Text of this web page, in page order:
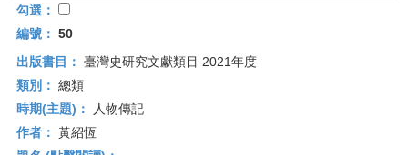
勾選：
編號： 50
出版書目： 臺灣史研究文獻類目 2021年度
類別： 總類
時期(主題)：
人物傳記
作者： 黃紹恆